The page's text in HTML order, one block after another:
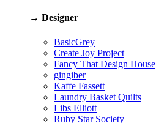
→ Designer
BasicGrey
Create Joy Project
Fancy That Design House
gingiber
Kaffe Fassett
Laundry Basket Quilts
Libs Elliott
Ruby Star Society